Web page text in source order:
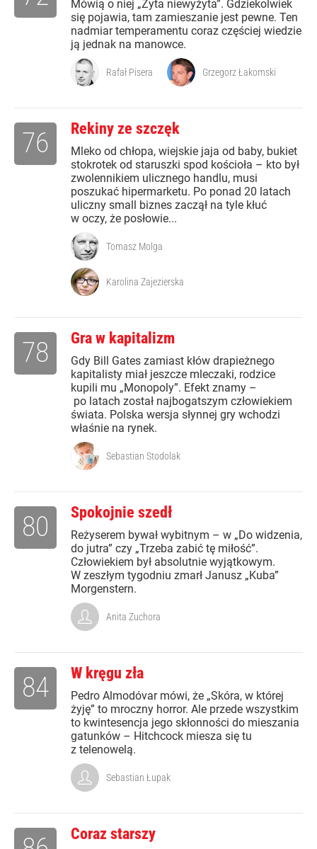
Mówią o niej „Zyta niewyżyta”. Gdziekolwiek
się pojawia, tam zamieszanie jest pewne. Ten
nadmiar temperamentu coraz częściej wiedzie
ją jednak na manowce.
Rafał Pisera Grzegorz Łakomski
Rekiny ze szczęk
Mleko od chłopa, wiejskie jaja od baby, bukiet
stokrotek od staruszki spod kościoła – kto był
zwolennikiem ulicznego handlu, musi
poszukać hipermarketu. Po ponad 20 latach
uliczny small biznes zaczął na tyle kłuć
w oczy, że posłowie...
76
Tomasz Molga
Karolina Zajezierska
Gra w kapitalizm
Gdy Bill Gates zamiast kłów drapieżnego
kapitalisty miał jeszcze mleczaki, rodzice
kupili mu „Monopoly”. Efekt znamy –
po latach został najbogatszym człowiekiem
świata. Polska wersja słynnej gry wchodzi
właśnie na rynek.
78
Sebastian Stodolak
Spokojnie szedł
Reżyserem bywał wybitnym – w „Do widzenia,
do jutra” czy „Trzeba zabić tę miłość”.
Człowiekiem był absolutnie wyjątkowym.
W zeszłym tygodniu zmarł Janusz „Kuba”
Morgenstern.
80
Anita Zuchora
W kręgu zła
Pedro Almodóvar mówi, że „Skóra, w której
żyję” to mroczny horror. Ale przede wszystkim
to kwintesencja jego skłonności do mieszania
gatunków – Hitchcock miesza się tu
z telenowelą.
84
Sebastian Łupak
Coraz starszy